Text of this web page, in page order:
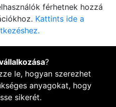
férhetnek hozzá
Kattints ide a
?
le, hogyan szerezhet
anyagokat, hogy
sikerét.